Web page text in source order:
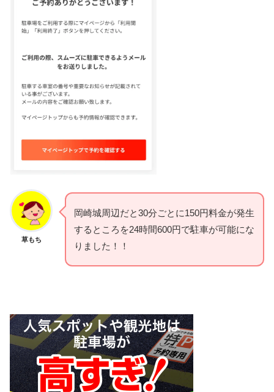
草もち
岡崎城周辺だと30分ごとに150円料金が発生
するところを24時間600円で駐車が可能にな
りました！！